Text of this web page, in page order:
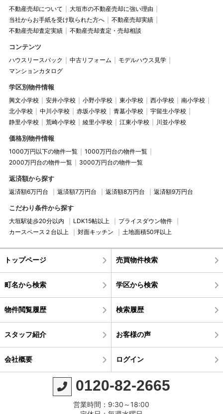
不動産売却について
大垣市の不動産売却に強い理由
当社からお手紙を受け取られた方へ
不動産売却実績
不動産売却査定実績
不動産売却査定・売却相談
コンテンツ
ハウスリースバック 中古リフォーム
モデルハウス見学
マンションカタログ
学区別物件情報
興文小学校 安井小学校 小野小学校 東小学校 西小学校
南小学校
北小学校
中川小学校 赤坂小学校 青墓小学校
宇留生小学校
静里小学校
荒崎小学校 綾里小学校 江東小学校 川並小学校
価格別物件情報
1000万円以下の物件一覧
1000万円台の物件一覧
2000万円台の物件一覧
3000万円台の物件一覧
返済額から探す
返済額6万円台 返済額7万円台 返済額8万円台 返済額9万円台
こだわり条件から探す
大垣駅徒歩20分以内 LDK15帖以上
プライスダウン物件
カースペース２台以上
対面キッチン 土地面積50坪以上
トップページ 売買物件検索
町名から検索 学区から検索
物件閲覧履歴 検索履歴
スタッフ紹介 お客様の声
会社概要 ログイン
0120-82-2665
営業時間：9:30～18:00